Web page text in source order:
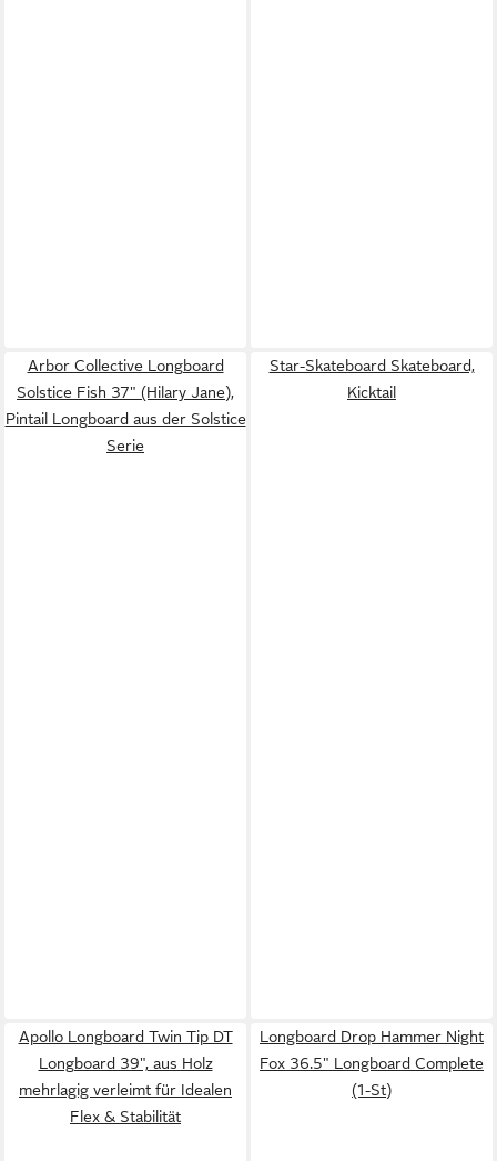
Arbor Collective Longboard
Solstice Fish 37" (Hilary Jane),
Pintail Longboard aus der Solstice
Serie
Star-Skateboard Skateboard,
Kicktail
Apollo Longboard Twin Tip DT
Longboard 39", aus Holz
mehrlagig verleimt für Idealen
Flex & Stabilität
Longboard Drop Hammer Night
Fox 36.5" Longboard Complete
(1-St)